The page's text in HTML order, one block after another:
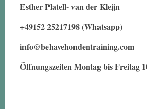
Esther Platell- van der Kleijn
+49152 25217198 (Whatsapp)
info@behavehondentraining.com
Öffnungszeiten Montag bis Freitag